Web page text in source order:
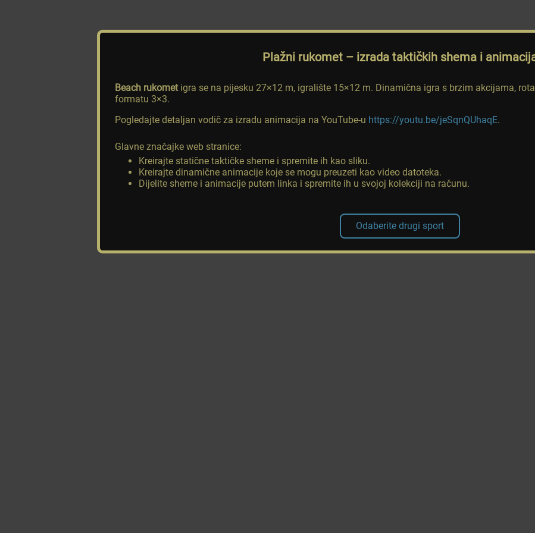
Plažni rukomet – izrada taktičkih shema i
Beach rukometigra se na pijesku 27×12 m, igralište 15×12 m. Dinamična igra s brzim akcijama,
formatu 3×3.
Pogledajte detaljan vodič za izradu animacija na YouTube-u https://youtu.be/jeSqnQUhaqE.
Glavne značajke web stranice:
Kreirajte statične taktičke sheme i spremite ih kao sliku.
Kreirajte dinamične animacije koje se mogu preuzeti kao video datoteka.
Dijelite sheme i animacije putem linka i spremite ih u svojoj kolekciji na računu.
Odaberite drugi sport